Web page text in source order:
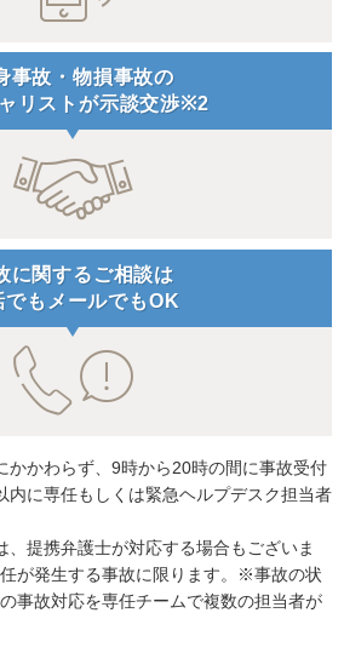
事故・物損事故の
リストが示談交渉※2
に関するご相談は
でもメールでもOK
かわらず、9時から20時の間に事故受付
内に専任もしくは緊急ヘルプデスク担当者
提携弁護士が対応する場合もございま
が発生する事故に限ります。※事故の状
事故対応を専任チームで複数の担当者が